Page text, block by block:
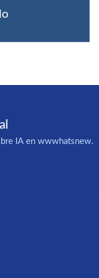
IA en wwwhatsnew.